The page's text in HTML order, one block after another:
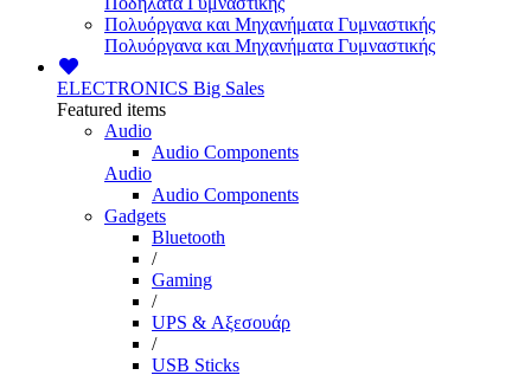
Πολυόργανα και Μηχανήματα Γυμναστικής
Πολυόργανα και Μηχανήματα Γυμναστικής
ELECTRONICS Big Sales
Featured items
Audio
Audio Components
Audio
Audio Components
Gadgets
Bluetooth
/
Gaming
/
UPS & Αξεσουάρ
/
USB Sticks